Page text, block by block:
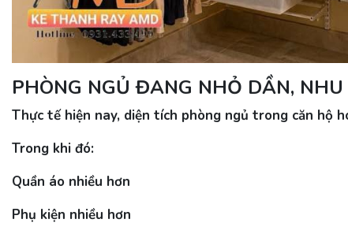
PHÒNG NGỦ ĐANG NHỎ DẦN,
Thực tế hiện nay, diện tích phòng ngủ trong căn hộ
Trong khi đó:
Quần áo nhiều hơn
Phụ kiện nhiều hơn